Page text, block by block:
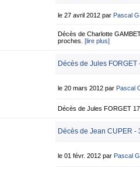
le 27 avril 2012 par Pascal
Décès de Charlotte
proches. [lire plus]
Décès de Jules FORGET
le 20 mars 2012 par Pascal
Décès de Jules FORGET
Décès de Jean CUPER -
le 01 févr. 2012 par Pascal